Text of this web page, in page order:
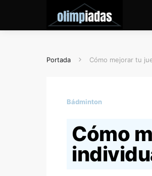
Portada Cómo mejorar tu
Bádminton
Cómo